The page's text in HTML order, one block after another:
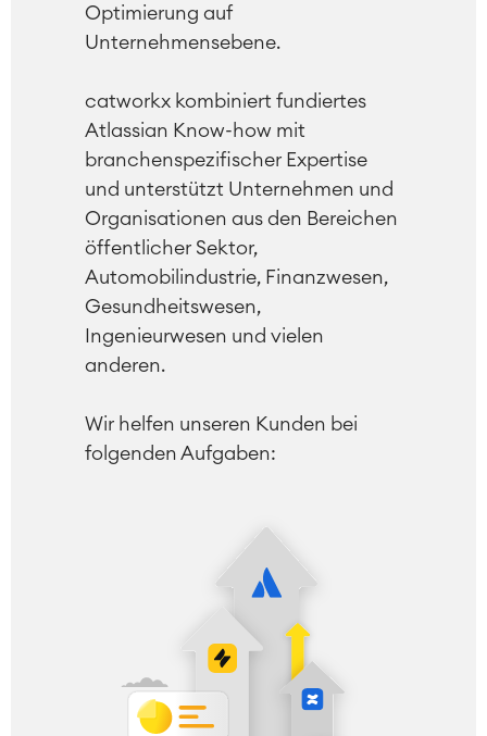
Optimierung auf
Unternehmensebene.
catworkx kombiniert fundiertes
Atlassian Know-how mit
branchenspezifischer Expertise
und unterstützt Unternehmen und
Organisationen aus den Bereichen
öffentlicher Sektor,
Automobilindustrie, Finanzwesen,
Gesundheitswesen,
Ingenieurwesen und vielen
anderen.
Wir helfen unseren Kunden bei
folgenden Aufgaben: